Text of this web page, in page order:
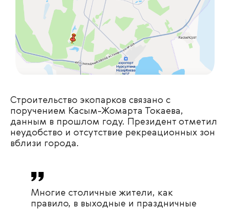
Строительство экопарков связано с
поручением Касым-Жомарта Токаева,
данным в прошлом году. Президент отметил
неудобство и отсутствие рекреационных зон
вблизи города.
Многие столичные жители, как
правило, в выходные и праздничные